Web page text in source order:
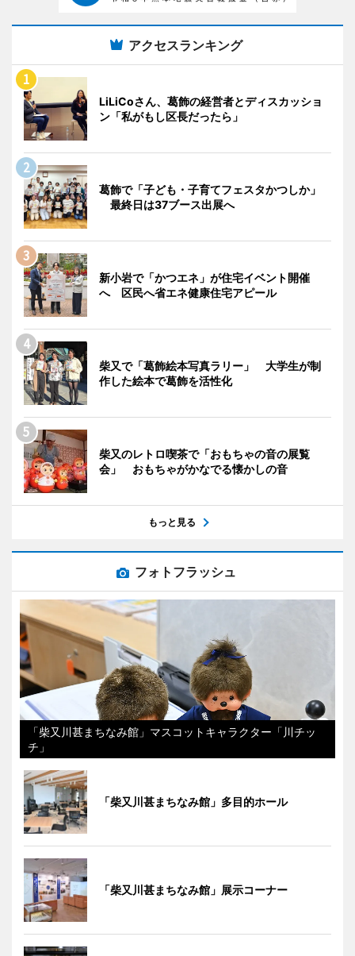
アクセスランキング
LiLiCoさん、葛飾の経営者とディスカッショ
ン「私がもし区長だったら」
葛飾で「子ども・子育てフェスタかつしか」
最終日は37ブース出展へ
新小岩で「かつエネ」が住宅イベント開催
へ 区民へ省エネ健康住宅アピール
柴又で「葛飾絵本写真ラリー」 大学生が制
作した絵本で葛飾を活性化
柴又のレトロ喫茶で「おもちゃの音の展覧
会」 おもちゃがかなでる懐かしの音
もっと見る
フォトフラッシュ
「柴又川甚まちなみ館」マスコットキャラクター「川チッ
チ」
「柴又川甚まちなみ館」多目的ホール
「柴又川甚まちなみ館」展示コーナー